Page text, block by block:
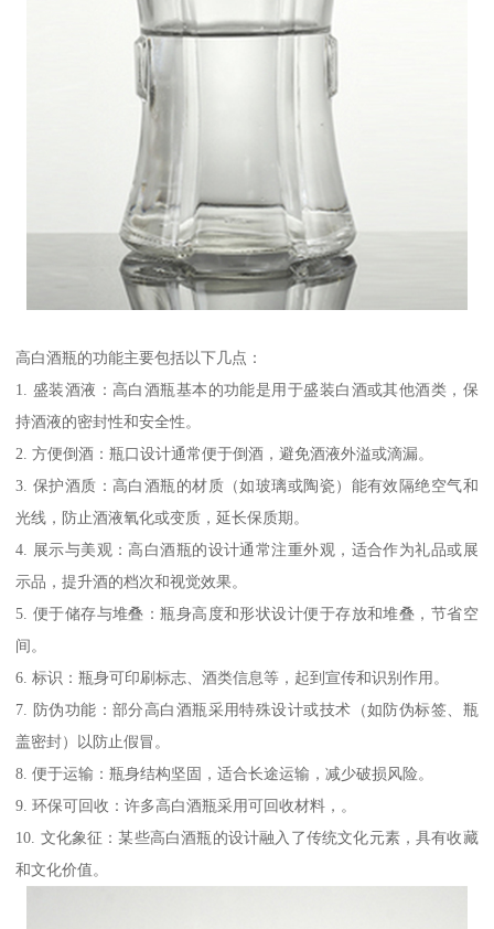
高白酒瓶的功能主要包括以下几点：
1. 盛装酒液：高白酒瓶基本的功能是用于盛装白酒或其他酒类，保
持酒液的密封性和安全性。
2. 方便倒酒：瓶口设计通常便于倒酒，避免酒液外溢或滴漏。
3. 保护酒质：高白酒瓶的材质（如玻璃或陶瓷）能有效隔绝空气和
光线，防止酒液氧化或变质，延长保质期。
4. 展示与美观：高白酒瓶的设计通常注重外观，适合作为礼品或展
示品，提升酒的档次和视觉效果。
5. 便于储存与堆叠：瓶身高度和形状设计便于存放和堆叠，节省空
间。
6. 标识：瓶身可印刷标志、酒类信息等，起到宣传和识别作用。
7. 防伪功能：部分高白酒瓶采用特殊设计或技术（如防伪标签、瓶
盖密封）以防止假冒。
8. 便于运输：瓶身结构坚固，适合长途运输，减少破损风险。
9. 环保可回收：许多高白酒瓶采用可回收材料，。
10. 文化象征：某些高白酒瓶的设计融入了传统文化元素，具有收藏
和文化价值。